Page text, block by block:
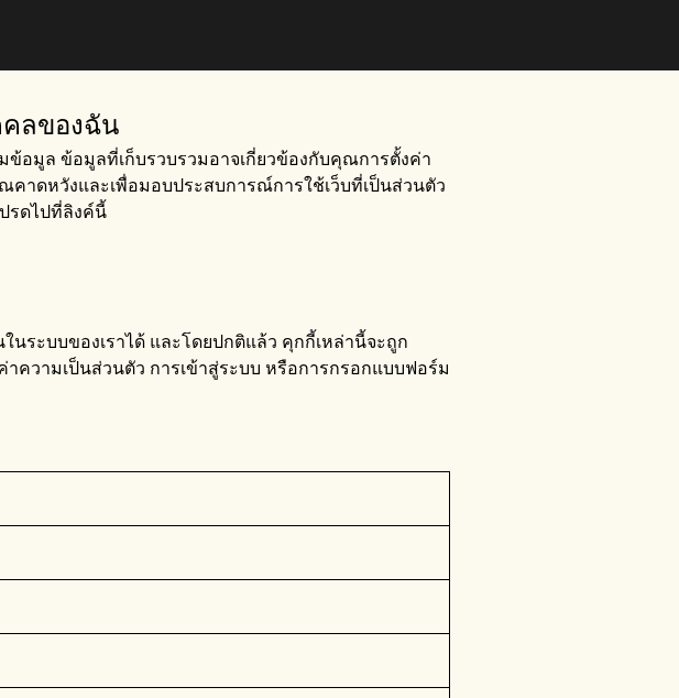
ลของฉัน
ข้อมูล ข้อมูลที่เก็บรวบรวมอาจเกี่ยวข้องกับคุณการตั้งค่า
ดหวังและเพื่อมอบประสบการณ์การใช้เว็บที่เป็นส่วนตัว
รดไปที่ลิงค์นี้
นระบบของเราได้ และโดยปกติแล้ว คุกกี้เหล่านี้จะถูก
ความเป็นส่วนตัว การเข้าสู่ระบบ หรือการกรอกแบบฟอร์ม